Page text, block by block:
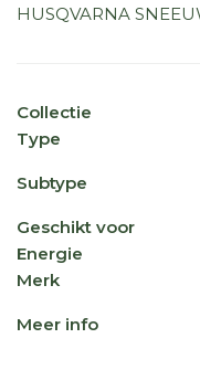
HUSQVARNA
Collectie
Type
Subtype
Geschikt voor
Energie
Merk
Meer info